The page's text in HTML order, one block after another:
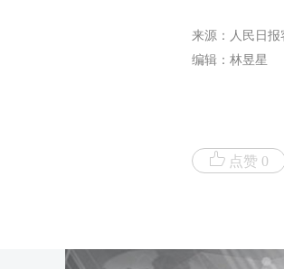
来源：人民日报
编辑：林昱星
点赞 0